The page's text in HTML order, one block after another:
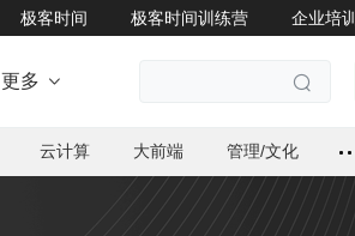
极客时间 极客时间训练营 企业培训
更多  
云计算 大前端 管理/文化